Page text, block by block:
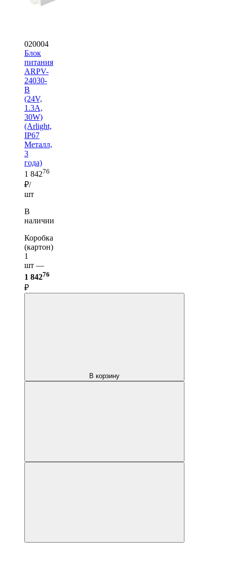
020004
Блок
питания
ARPV-
24030-
B
(24V,
1.3A,
30W)
(Arlight,
IP67
Металл,
3
года)
1 84276
₽/
шт
В
наличии
Коробка
(картон)
1
шт —
1 84276
₽
В корзину